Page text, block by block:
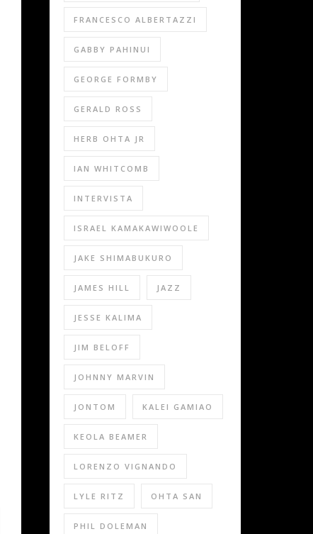
FRANCESCO ALBERTAZZI
GABBY PAHINUI
GEORGE FORMBY
GERALD ROSS
HERB OHTA JR
IAN WHITCOMB
INTERVISTA
ISRAEL KAMAKAWIWOOLE
JAKE SHIMABUKURO
JAMES HILL JAZZ
JESSE KALIMA
JIM BELOFF
JOHNNY MARVIN
JONTOM KALEI GAMIAO
KEOLA BEAMER
LORENZO VIGNANDO
LYLE RITZ OHTA SAN
PHIL DOLEMAN